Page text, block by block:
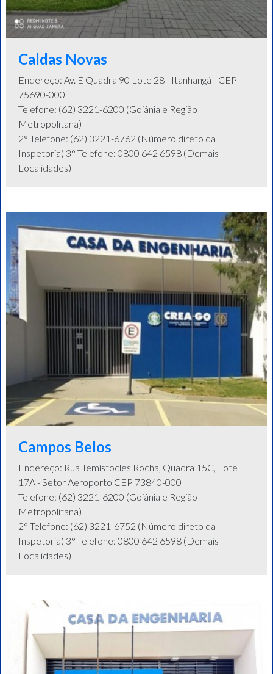
Caldas Novas
Endereço: Av. E Quadra 90 Lote 28 - Itanhangá - CEP
75690-000
Telefone: (62) 3221-6200 (Goiânia e Região
Metropolitana)
2° Telefone: (62) 3221-6762 (Número direto da
Inspetoria) 3° Telefone: 0800 642 6598 (Demais
Localidades)
Campos Belos
Endereço: Rua Temístocles Rocha, Quadra 15C, Lote
17A - Setor Aeroporto CEP 73840-000
Telefone: (62) 3221-6200 (Goiânia e Região
Metropolitana)
2° Telefone: (62) 3221-6752 (Número direto da
Inspetoria) 3° Telefone: 0800 642 6598 (Demais
Localidades)